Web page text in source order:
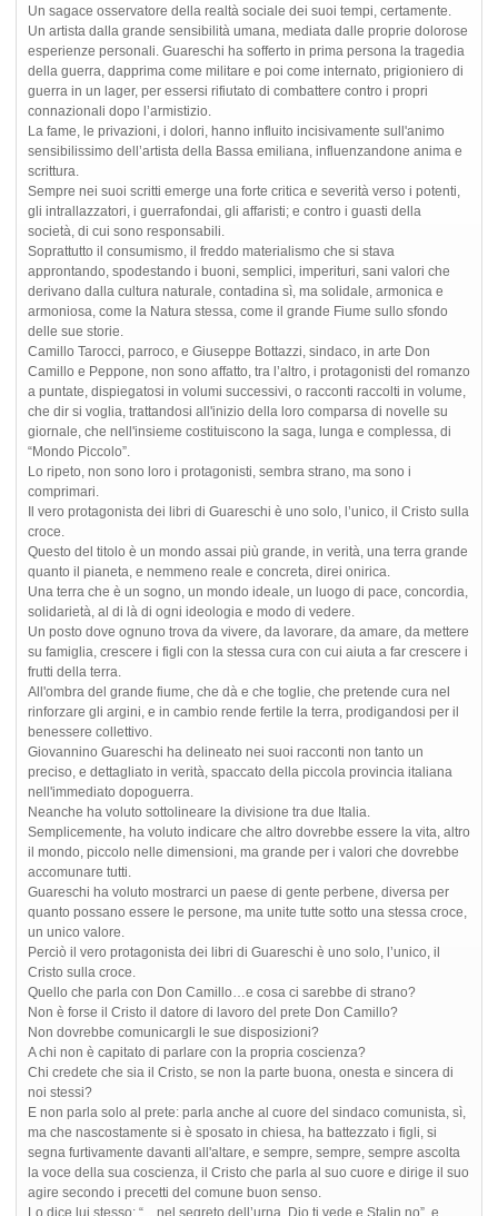
Un sagace osservatore della realtà sociale dei suoi tempi, certamente.
Un artista dalla grande sensibilità umana, mediata dalle proprie dolorose
esperienze personali. Guareschi ha sofferto in prima persona la tragedia
della guerra, dapprima come militare e poi come internato, prigioniero di
guerra in un lager, per essersi rifiutato di combattere contro i propri
connazionali dopo l’armistizio.
La fame, le privazioni, i dolori, hanno influito incisivamente sull'animo
sensibilissimo dell’artista della Bassa emiliana, influenzandone anima e
scrittura.
Sempre nei suoi scritti emerge una forte critica e severità verso i potenti,
gli intrallazzatori, i guerrafondai, gli affaristi; e contro i guasti della
società, di cui sono responsabili.
Soprattutto il consumismo, il freddo materialismo che si stava
approntando, spodestando i buoni, semplici, imperituri, sani valori che
derivano dalla cultura naturale, contadina sì, ma solidale, armonica e
armoniosa, come la Natura stessa, come il grande Fiume sullo sfondo
delle sue storie.
Camillo Tarocci, parroco, e Giuseppe Bottazzi, sindaco, in arte Don
Camillo e Peppone, non sono affatto, tra l’altro, i protagonisti del romanzo
a puntate, dispiegatosi in volumi successivi, o racconti raccolti in volume,
che dir si voglia, trattandosi all'inizio della loro comparsa di novelle su
giornale, che nell'insieme costituiscono la saga, lunga e complessa, di
“Mondo Piccolo”.
Lo ripeto, non sono loro i protagonisti, sembra strano, ma sono i
comprimari.
Il vero protagonista dei libri di Guareschi è uno solo, l’unico, il Cristo sulla
croce.
Questo del titolo è un mondo assai più grande, in verità, una terra grande
quanto il pianeta, e nemmeno reale e concreta, direi onirica.
Una terra che è un sogno, un mondo ideale, un luogo di pace, concordia,
solidarietà, al di là di ogni ideologia e modo di vedere.
Un posto dove ognuno trova da vivere, da lavorare, da amare, da mettere
su famiglia, crescere i figli con la stessa cura con cui aiuta a far crescere i
frutti della terra.
All'ombra del grande fiume, che dà e che toglie, che pretende cura nel
rinforzare gli argini, e in cambio rende fertile la terra, prodigandosi per il
benessere collettivo.
Giovannino Guareschi ha delineato nei suoi racconti non tanto un
preciso, e dettagliato in verità, spaccato della piccola provincia italiana
nell'immediato dopoguerra.
Neanche ha voluto sottolineare la divisione tra due Italia.
Semplicemente, ha voluto indicare che altro dovrebbe essere la vita, altro
il mondo, piccolo nelle dimensioni, ma grande per i valori che dovrebbe
accomunare tutti.
Guareschi ha voluto mostrarci un paese di gente perbene, diversa per
quanto possano essere le persone, ma unite tutte sotto una stessa croce,
un unico valore.
Perciò il vero protagonista dei libri di Guareschi è uno solo, l’unico, il
Cristo sulla croce.
Quello che parla con Don Camillo…e cosa ci sarebbe di strano?
Non è forse il Cristo il datore di lavoro del prete Don Camillo?
Non dovrebbe comunicargli le sue disposizioni?
A chi non è capitato di parlare con la propria coscienza?
Chi credete che sia il Cristo, se non la parte buona, onesta e sincera di
noi stessi?
E non parla solo al prete: parla anche al cuore del sindaco comunista, sì,
ma che nascostamente si è sposato in chiesa, ha battezzato i figli, si
segna furtivamente davanti all'altare, e sempre, sempre, sempre ascolta
la voce della sua coscienza, il Cristo che parla al suo cuore e dirige il suo
agire secondo i precetti del comune buon senso.
Lo dice lui stesso: “…nel segreto dell’urna, Dio ti vede e Stalin no”, e